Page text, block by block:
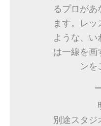
るプロがあ
ます。レ
ような、い
は一線を画
ンを
別途スタジ